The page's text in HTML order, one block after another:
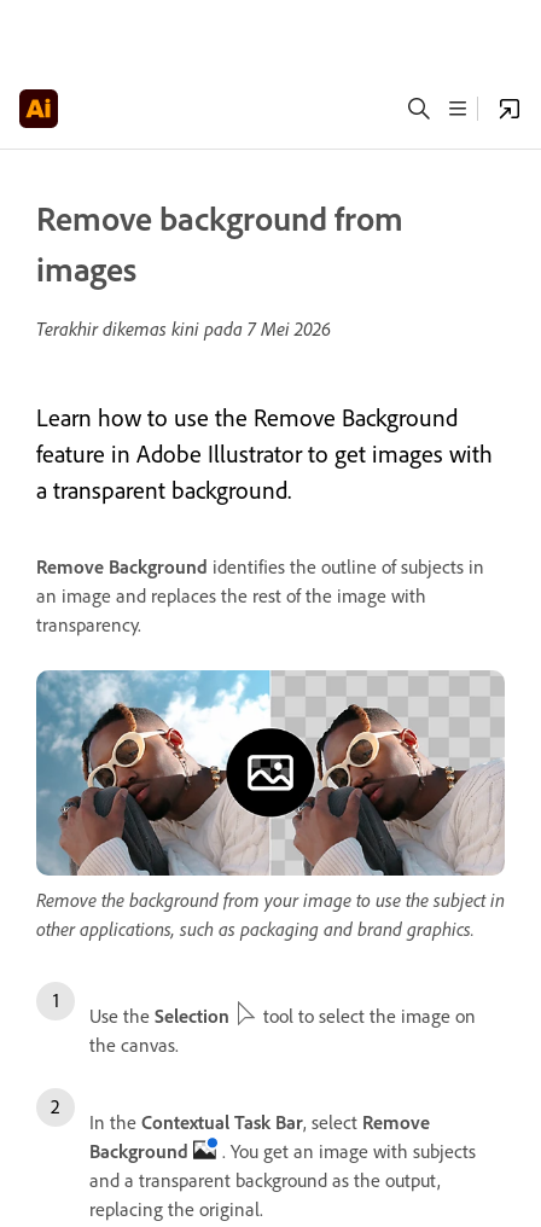
Remove background from
images
Terakhir dikemas kini pada 7 Mei 2026
Learn how to use the Remove Background
feature in Adobe Illustrator to get images with
a transparent background.
Remove Background identifies the outline of subjects in
an image and replaces the rest of the image with
transparency.
Remove the background from your image to use the subject in
other applications, such as packaging and brand graphics.
Use the Selection
tool to select the image on
the canvas.
In the Contextual Task Bar, select Remove
Background
. You get an image with subjects
and a transparent background as the output,
replacing the original.